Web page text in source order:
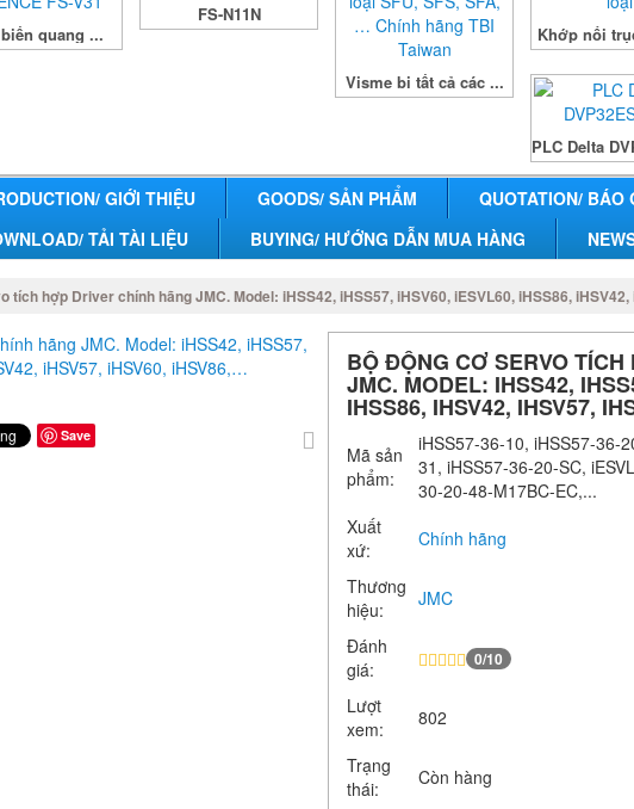
quang ...
FS-N11N
Visme bi tất cả các ...
Khớp nối
PLC Delta
GIỚI THIỆU GOODS/ SẢN PHẨM QUOTATION/ BÁO
TẢI TÀI LIỆU BUYING/ HƯỚNG DẪN MUA HÀNG
tích hợp Driver chính hãng JMC. Model: iHSS42, iHSS57, iHSV60, iESVL60, iHSS86,
Save
BỘ ĐỘNG CƠ SERVO
JMC. MODEL: IHSS42,
IHSS86, IHSV42, IHSV57,
Mã sản
phẩm:
iHSS57-36-10, iHSS57-36-
31, iHSS57-36-20-SC,
30-20-48-M17BC-EC,...
Xuất
xứ:
Chính hãng
Thương
hiệu:
JMC
Đánh
giá:
0/10
Lượt
xem:
802
Trạng
thái:
Còn hàng